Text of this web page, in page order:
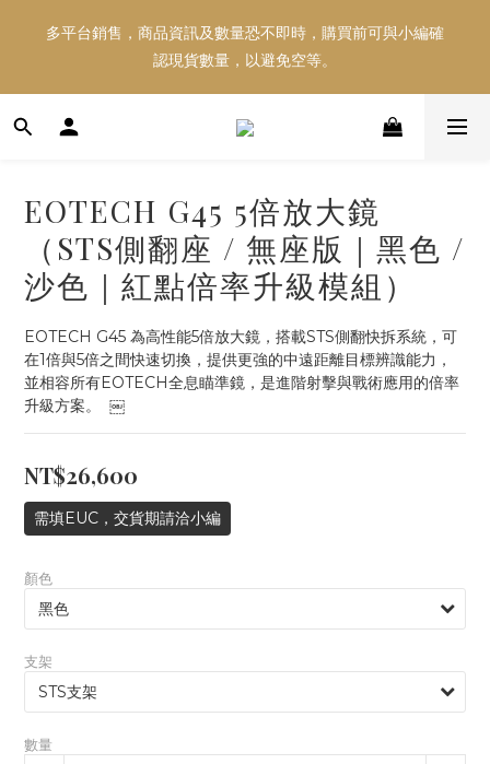
多平台銷售，商品資訊及數量恐不即時，購買前可與小編確
認現貨數量，以避免空等。
多平台銷售，商品資訊及數量恐不即時，購買前可與小編確
認現貨數量，以避免空等。
好東西跟好朋友分享～推薦好友一同享100元購物金！！！
多平台銷售，商品資訊及數量恐不即時，購買前可與小編確
認現貨數量，以避免空等。
EOTECH G45 5倍放大鏡
（STS側翻座 / 無座版｜黑色 /
沙色｜紅點倍率升級模組）
EOTECH G45 為高性能5倍放大鏡，搭載STS側翻快拆系統，可
在1倍與5倍之間快速切換，提供更強的中遠距離目標辨識能力，
並相容所有EOTECH全息瞄準鏡，是進階射擊與戰術應用的倍率
升級方案。  ￼
NT$26,600
需填EUC，交貨期請洽小編
顏色
支架
數量